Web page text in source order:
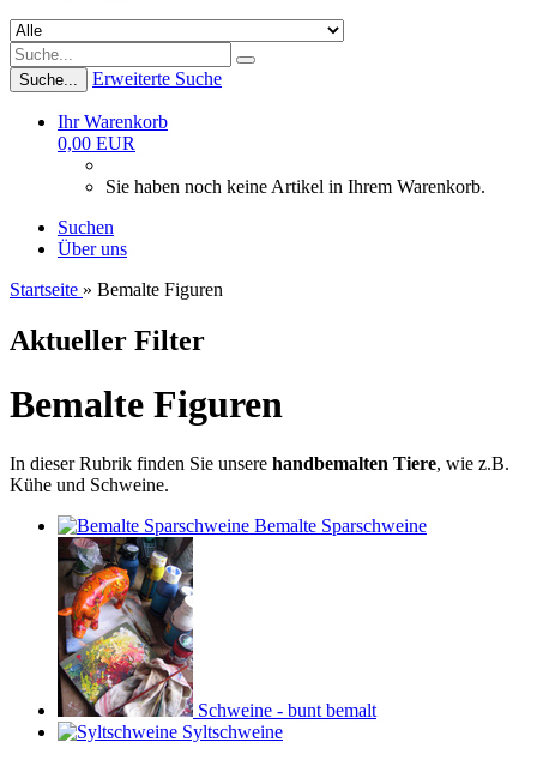
Suche... Erweiterte Suche
Ihr Warenkorb
0,00 EUR
Sie haben noch keine Artikel in Ihrem Warenkorb.
Suchen
Über uns
Startseite » Bemalte Figuren
Aktueller Filter
Bemalte Figuren
In dieser Rubrik finden Sie unsere handbemalten Tiere, wie z.B.
Kühe und Schweine.
Bemalte Sparschweine
Schweine - bunt bemalt
Syltschweine